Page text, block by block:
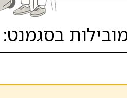
בסגמנט: